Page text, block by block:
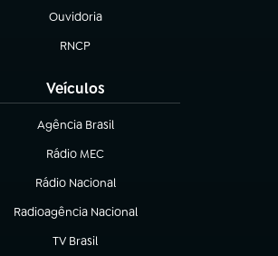
Ouvidoria
(abre em nova aba)
RNCP
(abre em nova aba)
Veículos
Agência Brasil
(abre em nova aba)
Rádio MEC
(abre em nova aba)
Rádio Nacional
Radioagência Nacional
(abre em nova aba)
TV Brasil
(abre em nova aba)